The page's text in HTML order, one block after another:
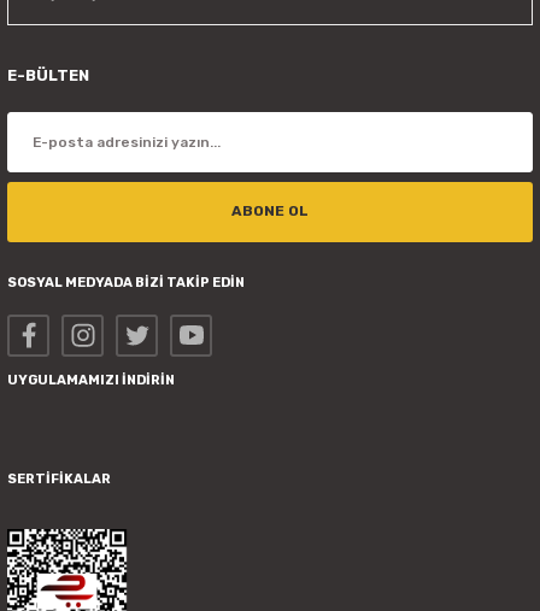
E-BÜLTEN
ABONE OL
SOSYAL MEDYADA BİZİ TAKİP EDİN
UYGULAMAMIZI İNDİRİN
SERTİFİKALAR